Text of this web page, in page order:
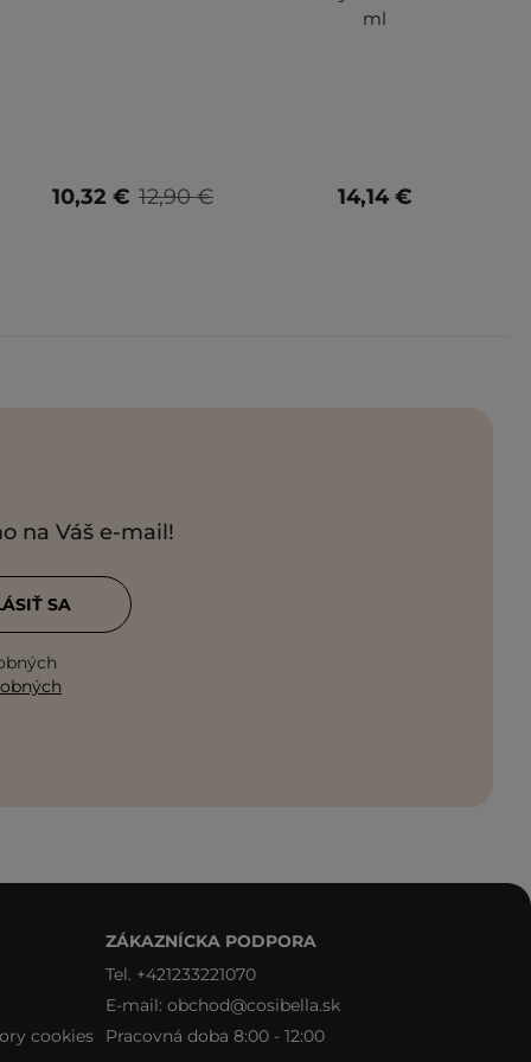
12,90 €
10,32 €
ml
14,14 €
na Váš e-mail!
SA
cookies
ZÁKAZNÍCKA PODPORA
Tel. +421233221070
E-mail: obchod@cosibella.sk
Pracovná doba 8:00 - 12:00